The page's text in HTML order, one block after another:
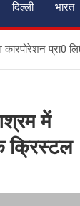
दिल्ली भारत
प्रा0
में
क्रिस्टल